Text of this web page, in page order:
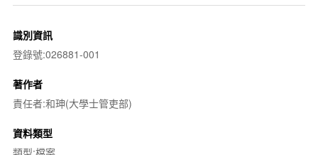
識別資訊
登錄號:026881-001
著作者
責任者:和珅(大學士管吏部)
資料類型
類型:檔案